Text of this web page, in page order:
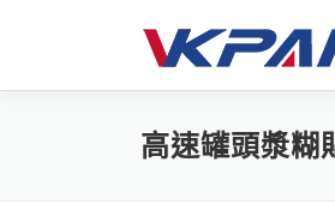
要
高速罐頭漿糊